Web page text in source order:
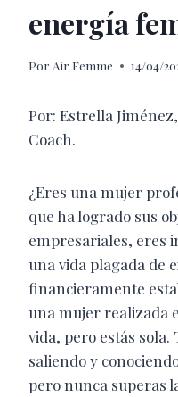
energía
Por Air Femme 14/04/
Por: Estrella
Coach.
¿Eres una mujer
que ha logrado sus
empresariales, eres
una vida plagada de
financieramente
una mujer realizada
vida, pero estás
saliendo y
pero nunca superas